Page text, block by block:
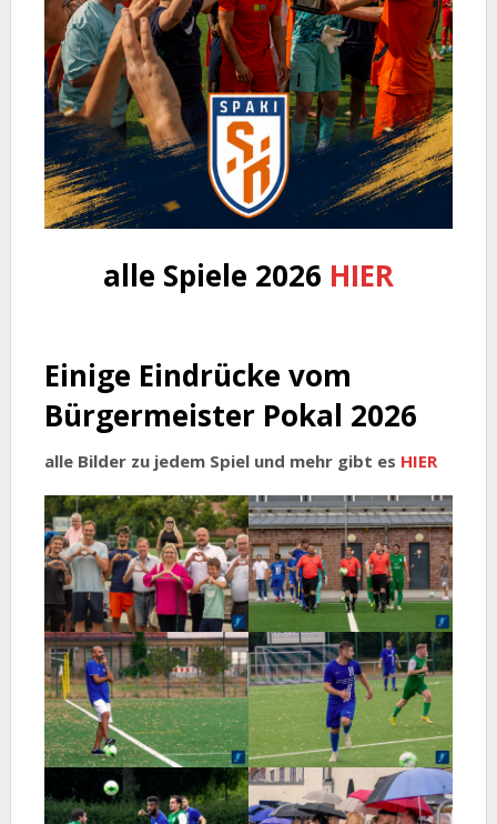
alle Spiele 2026 HIER
Einige Eindrücke vom
Bürgermeister Pokal 2026
alle Bilder zu jedem Spiel und mehr gibt es HIER